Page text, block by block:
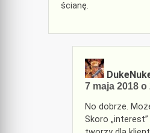
ścianę.
7 maja 2018 o
No dobrze.
Skoro